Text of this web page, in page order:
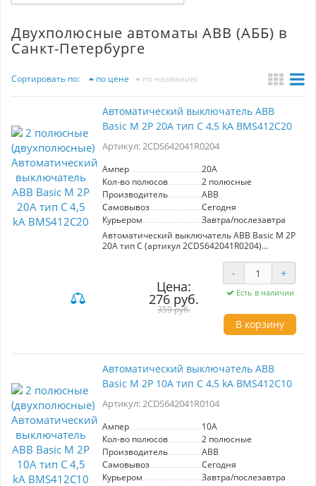
Двухполюсные автоматы ABB (АББ) в
Санкт-Петербурге
Сортировать по: по цене по названию
Автоматический выключатель ABB
Basic M 2P 20A тип C 4,5 kA BMS412C20
Артикул: 2CDS642041R0204
Ампер
20A
Кол-во полюсов
2 полюсные
Производитель
ABB
Самовывоз
Сегодня
Курьером
Завтра/послезавтра
Автоматический выключатель ABB Basic M 2P
20A тип C (артикул 2CDS642041R0204)
защиты электрических сетей в вашем доме.
Спроектированный для работы с двухфазными
системами, этот автомат способен защитить
от перенапряжений, превышающих
номинальную мощность, а также от коротких
замыканий, обеспечивая ток в 20A.
Максимальная отключающая способность в
обеспечения безопасности электрических
потребителей. Серия Basic M от ABB славится
своей надежностью и долговечностью, что
делает данный автомат одним из лидеров на
безопасности вашей электросети?
что вам нужно.
Цена:
276 руб.
359 руб.
- +
Есть в наличии
В корзину
Автоматический выключатель ABB
Basic M 2P 10A тип C 4,5 kA BMS412C10
Артикул: 2CDS642041R0104
Ампер
10A
Кол-во полюсов
2 полюсные
Производитель
ABB
Самовывоз
Сегодня
Курьером
Завтра/послезавтра